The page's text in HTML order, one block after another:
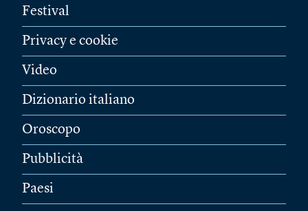
Festival
Privacy e cookie
Video
Dizionario italiano
Oroscopo
Pubblicità
Paesi